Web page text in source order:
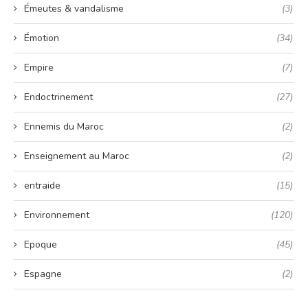
Émeutes & vandalisme (3)
Émotion (34)
Empire (7)
Endoctrinement (27)
Ennemis du Maroc (2)
Enseignement au Maroc (2)
entraide (15)
Environnement (120)
Epoque (45)
Espagne (2)